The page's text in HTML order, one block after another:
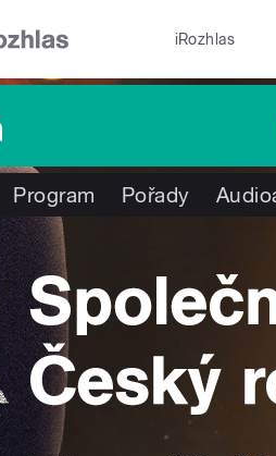
iRozhlas
Program Pořady